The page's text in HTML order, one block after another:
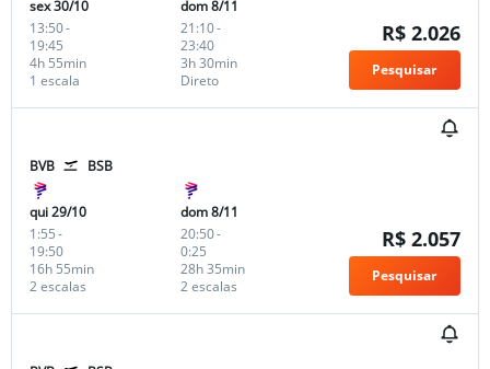
sex 30/10
13:50-
19:45
1 escala
4h 55min
dom 8/11
21:10-
23:40
Direto
3h 30min
R$ 2.026
Pesquisar
BVB BSB
qui 29/10
1:55-
19:50
2 escalas
16h 55min
dom 8/11
20:50-
0:25
2 escalas
28h 35min
R$ 2.057
Pesquisar